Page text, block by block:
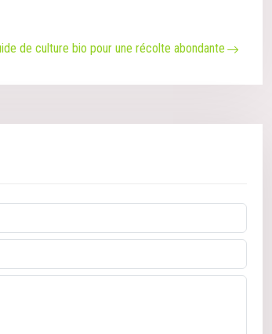
de culture bio pour une récolte abondante